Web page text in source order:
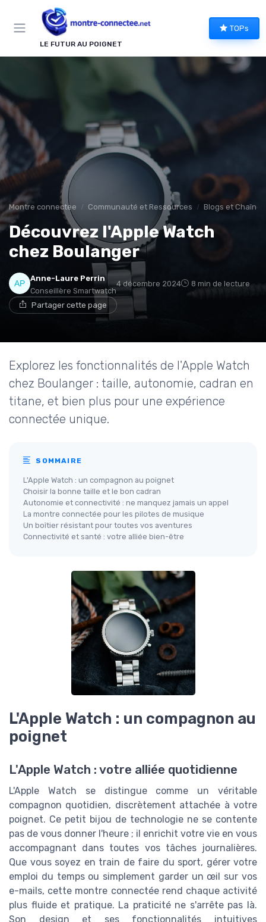
LE FUTUR AU POIGNET
TOPs
Montre connectee Communauté et Ressources Blogs et
Découvrez l'Apple Watch
chez Boulanger
Anne-Laure Perrin
Conseillère Smartwatch
4 décembre 2024 8 min de lecture
Partager cette page
Explorez les fonctionnalités de l'Apple Watch
chez Boulanger : taille, autonomie, cadran en
titane, et bien plus pour une expérience
connectée unique.
SOMMAIRE
L'Apple Watch : un compagnon au poignet
Choisir la bonne taille et le bon cadran
Autonomie et connectivité : ne manquez jamais un appel
La montre connectée pour les pilotes de musique
Un boîtier résistant pour toutes vos aventures
Connectivité et santé : votre alliée bien-être
L'Apple Watch : un compagnon au
poignet
L'Apple Watch : votre alliée quotidienne
L'Apple Watch se distingue comme un véritable
compagnon quotidien, discrètement attachée à votre
poignet. Ce petit bijou de technologie ne se contente
pas de vous donner l'heure ; il enrichit votre vie en vous
accompagnant dans toutes vos tâches journalières.
Que vous soyez en train de faire du sport, gérer votre
emploi du temps ou simplement garder un œil sur vos
e-mails, cette montre connectée rend chaque activité
plus fluide et pratique. La praticité ne s'arrête pas là.
Son design et ses fonctionnalités intuitives
Panneau de gestion des cookies